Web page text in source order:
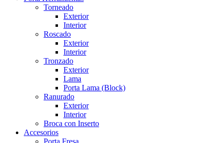
Torneado
Exterior
Interior
Roscado
Exterior
Interior
Tronzado
Exterior
Lama
Porta Lama (Block)
Ranurado
Exterior
Interior
Broca con Inserto
Accesorios
Porta Fresa